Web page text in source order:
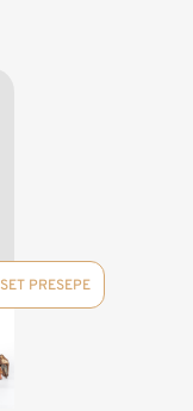
SET PRESEPE